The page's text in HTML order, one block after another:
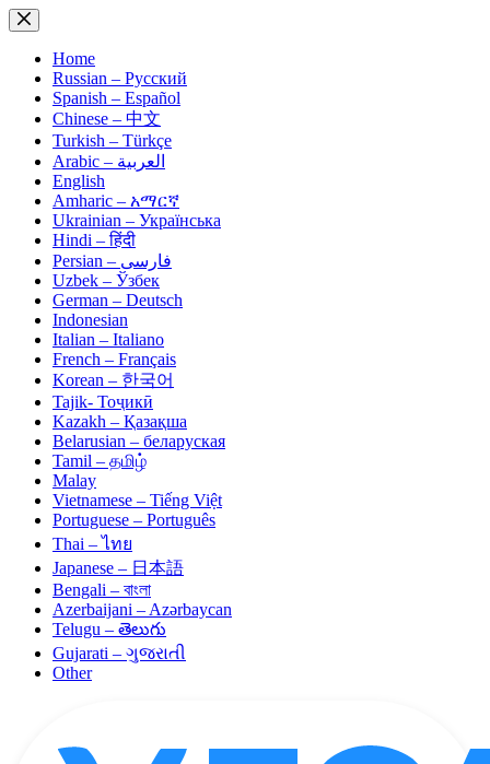
Skip
to
contentHome
Russian – Русский
Spanish – Español
Chinese – 中文
Turkish – Türkçe
Arabic – العربية
English
Amharic – አማርኛ
Ukrainian – Українська
Hindi – हिंदी
Persian – فارسی
Uzbek – Ўзбек
German – Deutsch
Indonesian
Italian – Italiano
French – Français
Korean – 한국어
Tajik- Тоҷикӣ
Kazakh – Қазақша
Belarusian – беларуская
Tamil – தமிழ்
Malay
Vietnamese – Tiếng Việt
Portuguese – Português
Thai – ไทย
Japanese – 日本語
Bengali – বাংলা
Azerbaijani – Azərbaycan
Telugu – తెలుగు
Gujarati – ગુજરાતી
Other